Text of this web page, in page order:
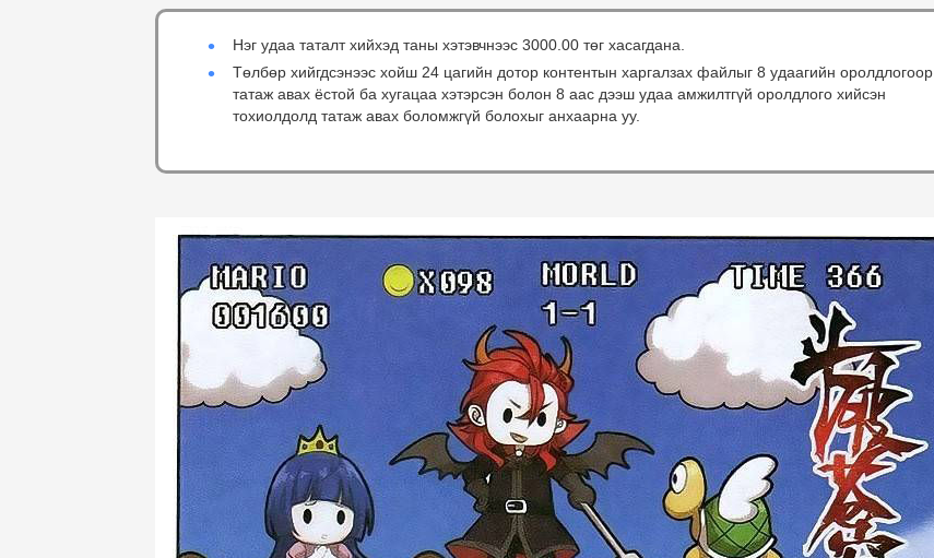
Нэг удаа таталт хийхэд таны хэтэвчнээс 3000.00 төг хасагдана.
Төлбөр хийгдсэнээс хойш 24 цагийн дотор контентын харгалзах файлыг 8 удаагийн оролдлогоор
татаж авах ёстой ба хугацаа хэтэрсэн болон 8 аас дээш удаа амжилтгүй оролдлого хийсэн
тохиолдолд татаж авах боломжгүй болохыг анхаарна уу.